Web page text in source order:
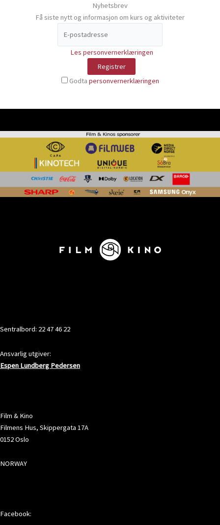
Nyhetsbrev
Få siste nytt og informasjon om kurs og aktiviteter
Les personvernerklæringen
Godta personvernerklæringen
Sentralbord: 22 47 46 22
Ansvarlig utgiver:
Espen Lundberg Pedersen
Film & Kino
Filmens Hus, Skippergata 17A
0152 Oslo
NORWAY
Facebook: